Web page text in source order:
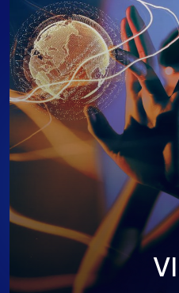
VI